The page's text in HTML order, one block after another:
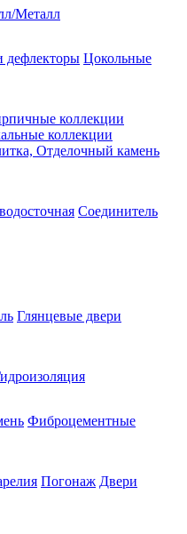
Металл
дефлекторы Цокольные
коллекции
коллекции
Отделочный камень
Соединитель
Глянцевые двери
Фиброцементные
Погонаж Двери